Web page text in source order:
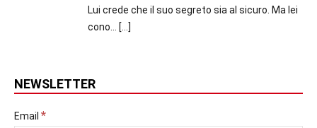
Lui crede che il suo segreto sia al sicuro. Ma lei
cono... […]
NEWSLETTER
Email *